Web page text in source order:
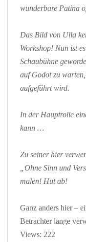
wunderbare Patina
Das Bild von Ulla
Workshop! Nun ist
Schaubühne
auf Godot zu
aufgeführt wird.
In der Hauptrolle
kann …
Zu seiner hier
„Ohne Sinn und
malen! Hut ab!
Ganz anders hier –
Betrachter lange
Views: 222